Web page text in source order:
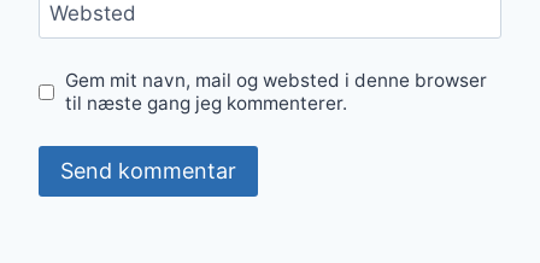
Websted
Gem mit navn, mail og websted i denne browser
til næste gang jeg kommenterer.